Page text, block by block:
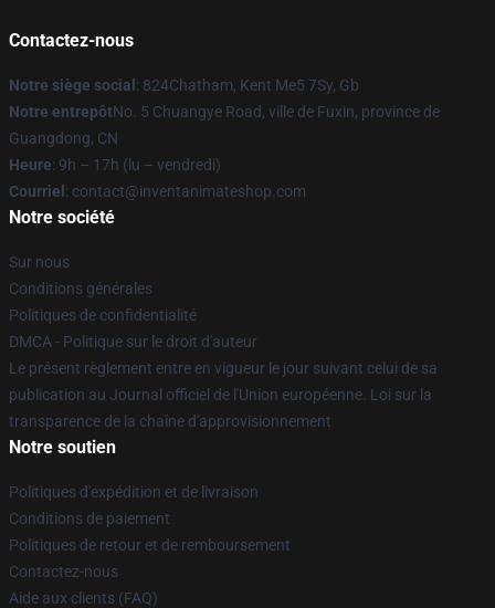
Contactez-nous
Notre siège social : 824Chatham, Kent Me5 7Sy, Gb
Notre entrepôtNo. 5 Chuangye Road, ville de Fuxin, province de
Guangdong, CN
Heure: 9h – 17h (lu – vendredi)
Courriel : contact@inventanimateshop.com
Notre société
Sur nous
Conditions générales
Politiques de confidentialité
DMCA - Politique sur le droit d'auteur
Le présent règlement entre en vigueur le jour suivant celui de sa
publication au Journal officiel de l'Union européenne. Loi sur la
transparence de la chaîne d'approvisionnement
Notre soutien
Politiques d'expédition et de livraison
Conditions de paiement
Politiques de retour et de remboursement
Contactez-nous
Aide aux clients (FAQ)